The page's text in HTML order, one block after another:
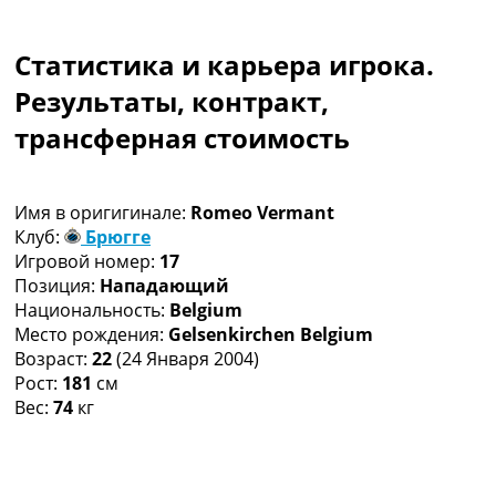
Чемпионат Мира
Украина. Премьер-Лига
Украина. Первая Лига
Лига Чемпионов
Другие Турниры >>>
Таблицы
Таблицы групп Чемпионата Мира
Украина. Премьер-Лига
Украина. Первая Лига
Лига Чемпионов. Таблицы групп
Англия. Премьер-Лига
Испания. Ла Лига
Статистика и карьера игрока.
Результаты, контракт,
трансферная стоимость
Имя в оригигинале: Romeo Vermant
Клуб:
Брюгге
Игровой номер: 17
Позиция: Нападающий
Национальность: Belgium
Место рождения: Gelsenkirchen Belgium
Возраст: 22(24 Января 2004)
Рост: 181 см
Вес: 74 кг